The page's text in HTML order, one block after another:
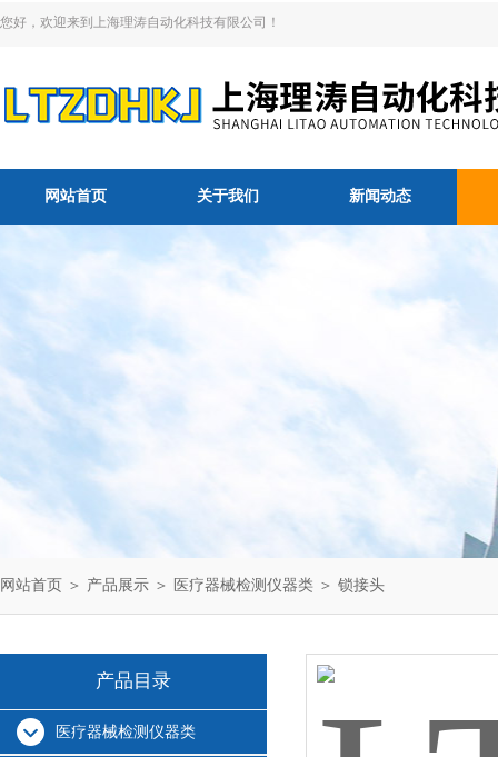
您好，欢迎来到上海理涛自动化科技有限公司！
网站首页 关于我们 新闻动态
网站首页 ＞ 产品展示 ＞ 医疗器械检测仪器类 ＞ 锁接头
产品目录
医疗器械检测仪器类